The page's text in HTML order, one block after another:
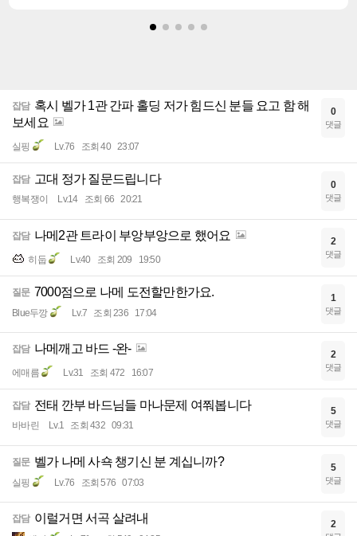
잡담 혹시 벨가 1관 간파 홀딩 저가 힘드신 분들 요고 함 해
보세요
실핑 Lv.76 조회 40 23:07
0
댓글
잡담 고대 정가 질문드립니다
행복쟁이 Lv.14 조회 66 20:21
0
댓글
잡담 나메2관 트라이 부앙부앙으로 했어요
히둡 Lv.40 조회 209 19:50
2
댓글
질문 7000점으로 나메 도전할만한가요.
Blue두깡 Lv.7 조회 236 17:04
1
댓글
잡담 나메깨고 바드 -완-
에매름 Lv.31 조회 472 16:07
2
댓글
잡담 전태 깐부 바드님들 마나문제 여쭤봅니다
바바린 Lv.1 조회 432 09:31
5
댓글
질문 벨가 나메 사쇽 챙기신 분 계십니까?
실핑 Lv.76 조회 576 07:03
5
댓글
잡담 이럴거면 서곡 살려내 2